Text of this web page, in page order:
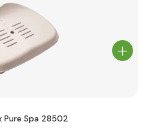
Pure Spa 28502